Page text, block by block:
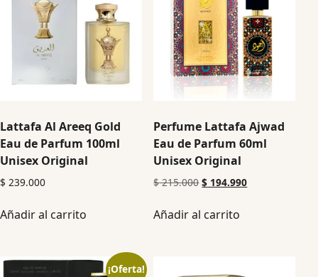
Lattafa Al Areeq Gold
Eau de Parfum 100ml
Unisex Original
$ 239.000
Añadir al carrito
Perfume Lattafa Ajwad
Eau de Parfum 60ml
Unisex Original
$215.000 $ 194.990
Añadir al carrito
¡Oferta!